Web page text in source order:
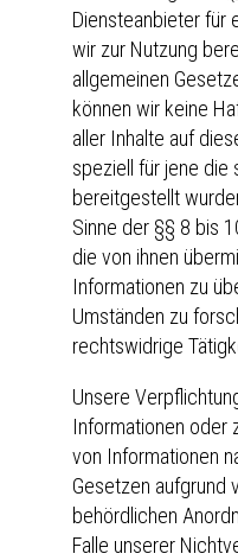
Diensteanbieter für
wir zur Nutzung
allgemeinen
können wir keine
aller Inhalte auf
speziell für jene die
bereitgestellt
Sinne der §§ 8 bis
die von ihnen
Informationen zu
Umständen zu
rechtswidrige
Unsere
Informationen oder
von Informationen
Gesetzen aufgrund
behördlichen
Falle unserer